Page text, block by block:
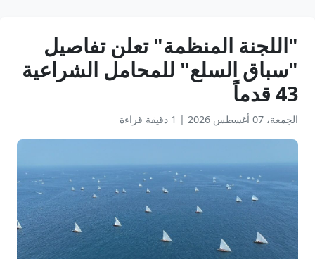
"اللجنة المنظمة" تعلن تفاصيل
"سباق السلع" للمحامل الشراعية
43 قدماً
الجمعة، 07 أغسطس 2026 | 1 دقيقة قراءة